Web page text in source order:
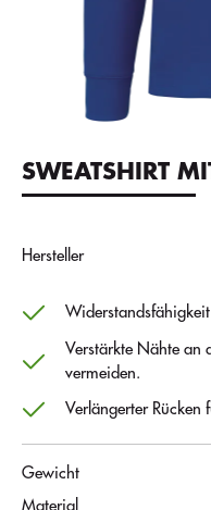
SWEATSHIRT
Hersteller
Verstärkte Nähte an
vermeiden.
Verlängerter Rücken
Gewicht
Material